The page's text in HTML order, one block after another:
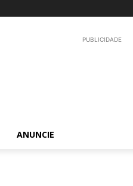
PUBLICIDADE
ANUNCIE